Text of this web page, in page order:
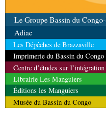
Le Groupe Bassin du
Adiac
Les Dépêches de Brazzaville
Imprimerie du Bassin du Congo
Centre d’études sur
Librairie Les Manguiers
Éditions les Manguiers
Musée du Bassin du Congo